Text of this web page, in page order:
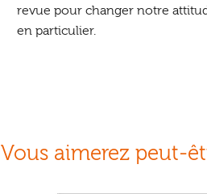
revue pour changer notre
en particulier.
Vous aimerez peut-